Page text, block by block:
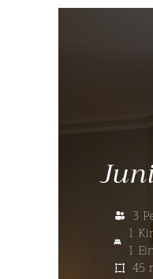
3
1
1
45